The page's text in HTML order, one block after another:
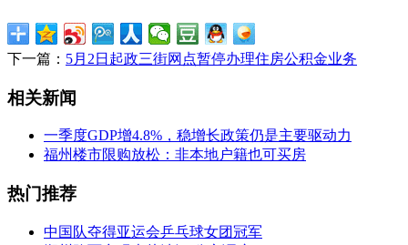
下一篇： 5月2日起政三街网点暂停办理住房公积金业务
相关新闻
一季度GDP增4.8%，稳增长政策仍是主要驱动力
福州楼市限购放松：非本地户籍也可买房
热门推荐
中国队夺得亚运会乒乓球女团冠军